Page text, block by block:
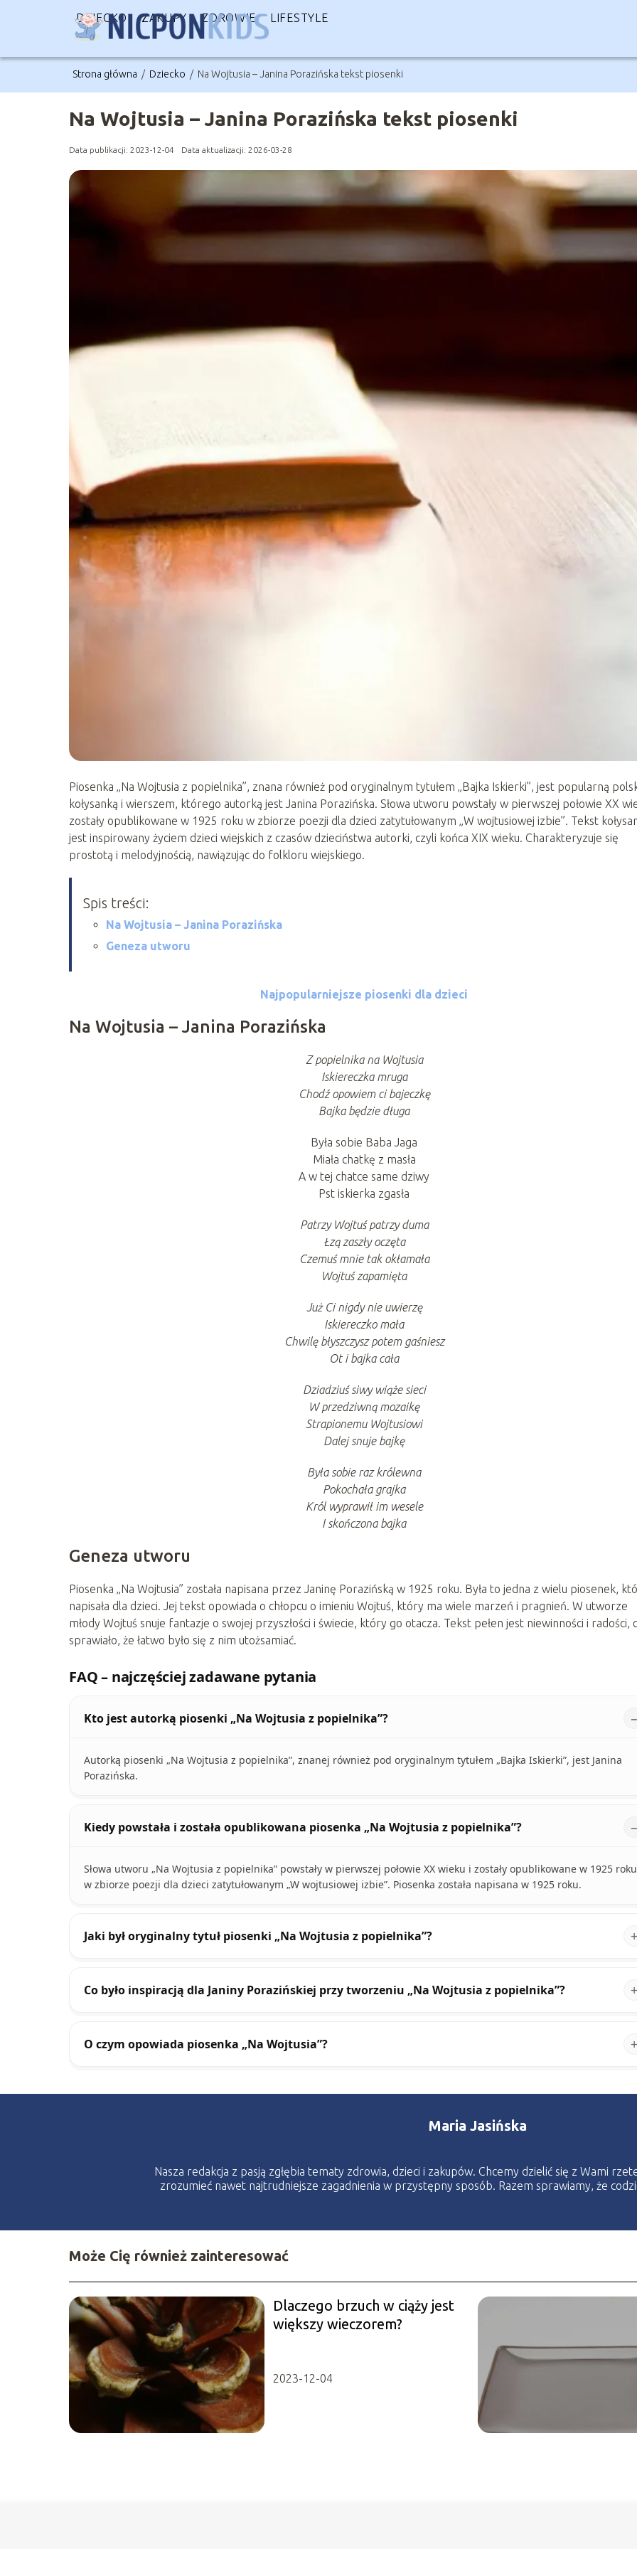
DZIECKO ZAKUPY ZDROWIE LIFESTYLE
Strona główna / Dziecko / Na Wojtusia – Janina Porazińska tekst piosenki
Na Wojtusia – Janina Porazińska tekst piosenki
Data publikacji: 2023-12-04 Data aktualizacji: 2026-03-28
Piosenka „Na Wojtusia z popielnika”, znana również pod oryginalnym tytułem „Bajka Iskierki”, jest popularną
kołysanką i wierszem, którego autorką jest Janina Porazińska. Słowa utworu powstały w pierwszej połowie XX
zostały opublikowane w 1925 roku w zbiorze poezji dla dzieci zatytułowanym „W wojtusiowej izbie”. Tekst
jest inspirowany życiem dzieci wiejskich z czasów dzieciństwa autorki, czyli końca XIX wieku. Charakteryzuje się
prostotą i melodyjnością, nawiązując do folkloru wiejskiego.
Spis treści:
Na Wojtusia – Janina Porazińska
Geneza utworu
Najpopularniejsze piosenki dla dzieci
Na Wojtusia – Janina Porazińska
Z popielnika na Wojtusia
Iskiereczka mruga
Chodź opowiem ci bajeczkę
Bajka będzie długa
Była sobie Baba Jaga
Miała chatkę z masła
A w tej chatce same dziwy
Pst iskierka zgasła
Patrzy Wojtuś patrzy duma
Łzą zaszły oczęta
Czemuś mnie tak okłamała
Wojtuś zapamięta
Już Ci nigdy nie uwierzę
Iskiereczko mała
Chwilę błyszczysz potem gaśniesz
Ot i bajka cała
Dziadziuś siwy wiąże sieci
W przedziwną mozaikę
Strapionemu Wojtusiowi
Dalej snuje bajkę
Była sobie raz królewna
Pokochała grajka
Król wyprawił im wesele
I skończona bajka
Geneza utworu
Piosenka „Na Wojtusia” została napisana przez Janinę Porazińską w 1925 roku. Była to jedna z wielu piosenek,
napisała dla dzieci. Jej tekst opowiada o chłopcu o imieniu Wojtuś, który ma wiele marzeń i pragnień. W utworze
młody Wojtuś snuje fantazje o swojej przyszłości i świecie, który go otacza. Tekst pełen jest niewinności i radości,
sprawiało, że łatwo było się z nim utożsamiać.
FAQ – najczęściej zadawane pytania
Kto jest autorką piosenki „Na Wojtusia z popielnika”?
Autorką piosenki „Na Wojtusia z popielnika”, znanej również pod oryginalnym tytułem „Bajka Iskierki”, jest Janina
Porazińska.
Kiedy powstała i została opublikowana piosenka „Na Wojtusia z popielnika”?
Słowa utworu „Na Wojtusia z popielnika” powstały w pierwszej połowie XX wieku i zostały opublikowane w 1925 roku
w zbiorze poezji dla dzieci zatytułowanym „W wojtusiowej izbie”. Piosenka została napisana w 1925 roku.
Jaki był oryginalny tytuł piosenki „Na Wojtusia z popielnika”?
Co było inspiracją dla Janiny Porazińskiej przy tworzeniu „Na Wojtusia z popielnika”?
O czym opowiada piosenka „Na Wojtusia”?
Maria Jasińska
Nasza redakcja z pasją zgłębia tematy zdrowia, dzieci i zakupów. Chcemy dzielić się z Wami
zrozumieć nawet najtrudniejsze zagadnienia w przystępny sposób. Razem sprawiamy, że
Może Cię również zainteresować
Dlaczego brzuch w ciąży jest
większy wieczorem?
2023-12-04